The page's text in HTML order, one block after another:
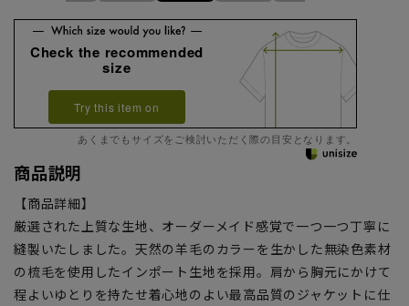
Check the recommended
size
Try this item on
あくまでもサイズをご検討いただく際の目安となります。
商品説明
【商品詳細】
厳選された上質な生地、オーダーメイド感覚で一つ一つ丁寧に
縫製いたしました。天然の羊毛のカラーを生かした無染色素材
の梳毛を使用したインポート生地を採用。肩から胸元にかけて
程よいゆとりを持たせ着心地のよい最高品質のジャケットに仕